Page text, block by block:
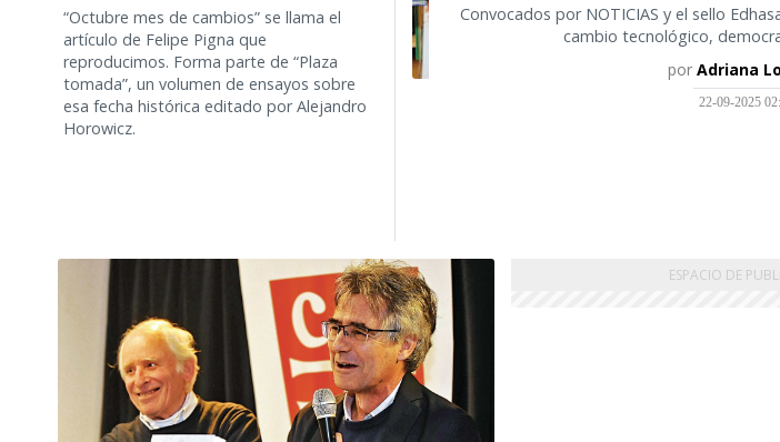
“Octubre mes de cambios” se llama el
artículo de Felipe Pigna que
reproducimos. Forma parte de “Plaza
tomada”, un volumen de ensayos sobre
esa fecha histórica editado por Alejandro
Horowicz.
Convocados por NOTICIAS y el sello
cambio tecnológico,
por Adriana
22-09-2025